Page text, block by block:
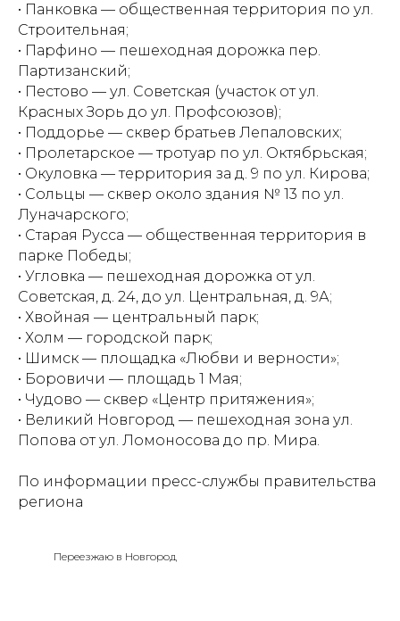
• Панковка — общественная территория по ул.
Строительная;
• Парфино — пешеходная дорожка пер.
Партизанский;
• Пестово — ул. Советская (участок от ул.
Красных Зорь до ул. Профсоюзов);
• Поддорье — сквер братьев Лепаловских;
• Пролетарское — тротуар по ул. Октябрьская;
• Окуловка — территория за д. 9 по ул. Кирова;
• Сольцы — сквер около здания № 13 по ул.
Луначарского;
• Старая Русса — общественная территория в
парке Победы;
• Угловка — пешеходная дорожка от ул.
Советская, д. 24, до ул. Центральная, д. 9А;
• Хвойная — центральный парк;
• Холм — городской парк;
• Шимск — площадка «Любви и верности»;
• Боровичи — площадь 1 Мая;
• Чудово — сквер «Центр притяжения»;
• Великий Новгород — пешеходная зона ул.
Попова от ул. Ломоносова до пр. Мира.
По информации пресс-службы правительства
региона
Переезжаю в Новгород